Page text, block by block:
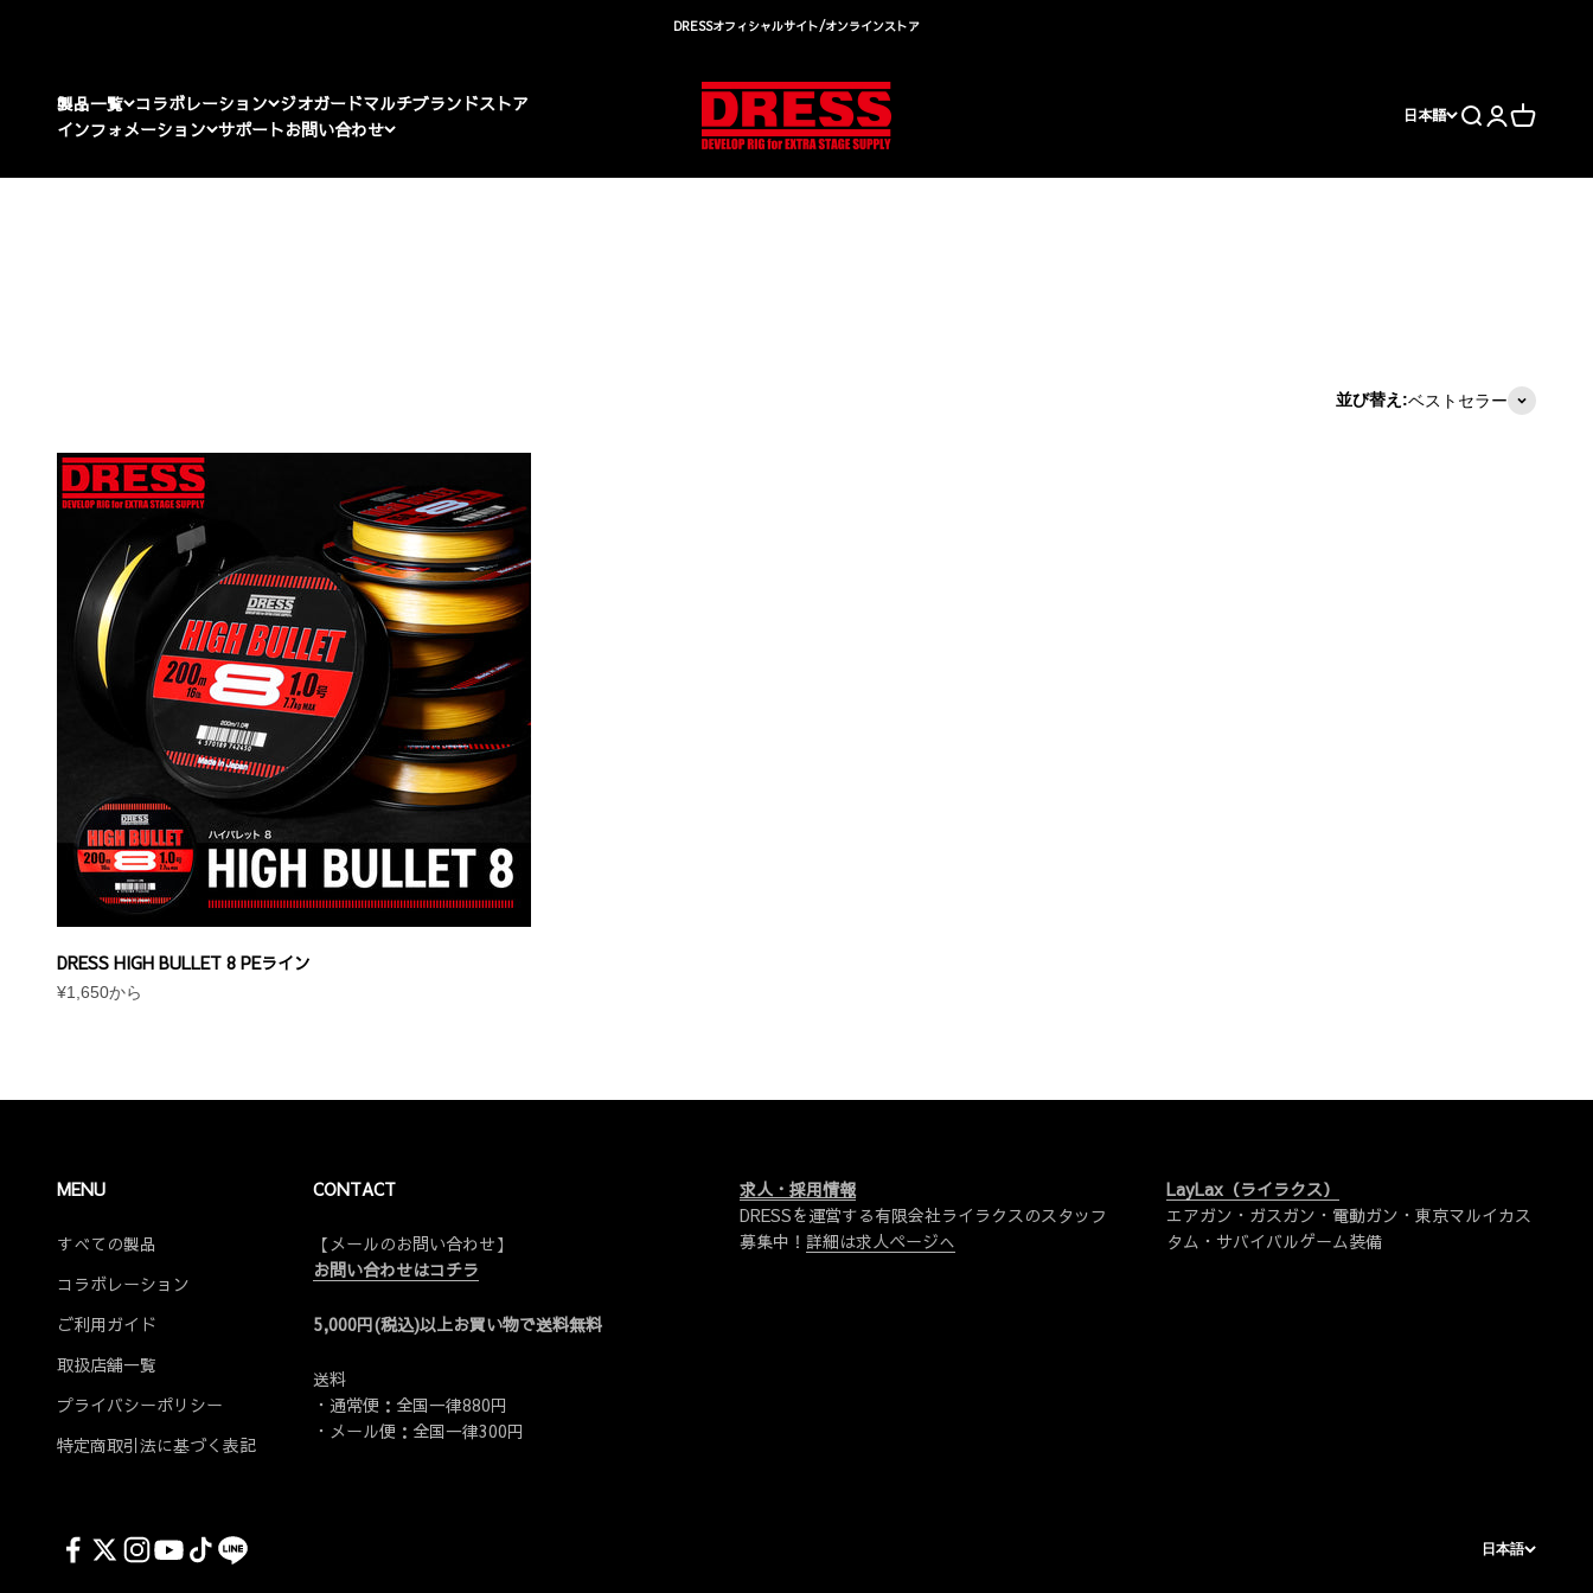
DRESSオフィシャルサイト/オンラインストア
製品一覧 コラボレーション ジオガードマルチブランドストア
インフォメーション サポートお問い合わせ
DRESS(ドレス)|アウトドア・ウェア・釣り具
日本語 検索 ログイン
カート
並び替え:ベストセラー
DRESS HIGH BULLET 8 PEライン
セール価格
¥1,650から
MENU
すべての製品
コラボレーション
ご利用ガイド
取扱店舗一覧
プライバシーポリシー
特定商取引法に基づく表記
CONTACT
【メールのお問い合わせ】
お問い合わせはコチラ
5,000円(税込)以上お買い物で送料無料
送料
・通常便：全国一律880円
・メール便：全国一律300円
求人・採用情報
DRESSを運営する有限会社ライラクスのスタッフ
募集中！ 詳細は求人ページへ
LayLax（ライラクス）
エアガン・ガスガン・電動ガン・東京マルイカス
タム・サバイバルゲーム装備
日本語